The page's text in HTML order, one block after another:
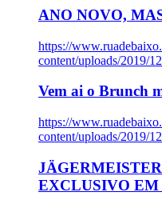
ANO NOVO,
https://
content/uploads/2019/
Vem ai o Brunch
https://
content/uploads/2019/
EXCLUSIVO